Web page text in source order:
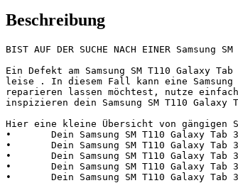
Beschreibung
BIST AUF DER SUCHE NACH EINER Samsung
Ein Defekt am Samsung SM T110 Galaxy
leise . In diesem Fall kann eine Samsung
reparieren lassen möchtest, nutze
inspizieren dein Samsung SM T110
Hier eine kleine Übersicht von gängigen
•	Dein Samsung SM T110 Galaxy Tab 3 Lite 7.0 Hörmuschel funktioniert nicht oder ist leise
•	Dein Samsung SM T110 Galaxy Tab 3 Lite 7.0 Lautsprecher führt dazu, dass dein Gesprächspartner dich nicht mehr hört oder funktioniert nicht
•	Dein Samsung SM T110 Galaxy Tab 3 Lite 7.0 Hörer ist leise und hat keine Funktion
•	Dein Samsung SM T110 Galaxy Tab 3 Lite 7.0 Hörerboxen ist defekt und ist leise
•	Dein Samsung SM T110 Galaxy Tab 3 Lite 7.0 Hörfunktion hat einen Fehler bzw. führt dazu, dass dein Gesprächspartner dich nicht mehr hört